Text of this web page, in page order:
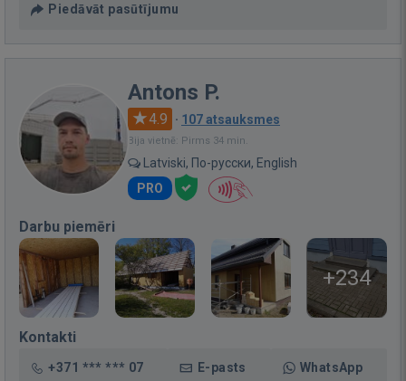
Piedāvāt pasūtījumu
Antons P.
4.9 · 107 atsauksmes
Bija vietnē: Pirms 34 min.
Latviski, По-русски, English
PRO
Darbu piemēri
+234
Kontakti
+371 *** *** 07 E-pasts WhatsApp